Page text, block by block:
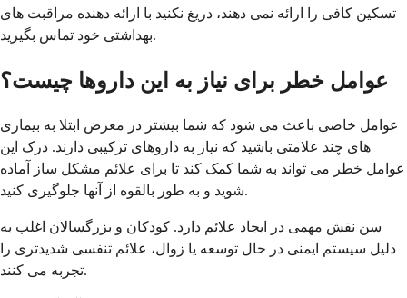
تسکین کافی را ارائه نمی دهند، دریغ نکنید با ارائه دهنده مراقبت های
بهداشتی خود تماس بگیرید.
عوامل خطر برای نیاز به این داروها چیست؟
عوامل خاصی باعث می شود که شما بیشتر در معرض ابتلا به بیماری
های چند علامتی باشید که نیاز به داروهای ترکیبی دارند. درک این
عوامل خطر می تواند به شما کمک کند تا برای علائم مشکل ساز آماده
شوید و به طور بالقوه از آنها جلوگیری کنید.
سن نقش مهمی در ایجاد علائم دارد. کودکان و بزرگسالان اغلب به
دلیل سیستم ایمنی در حال توسعه یا زوال، علائم تنفسی شدیدتری را
تجربه می کنند.